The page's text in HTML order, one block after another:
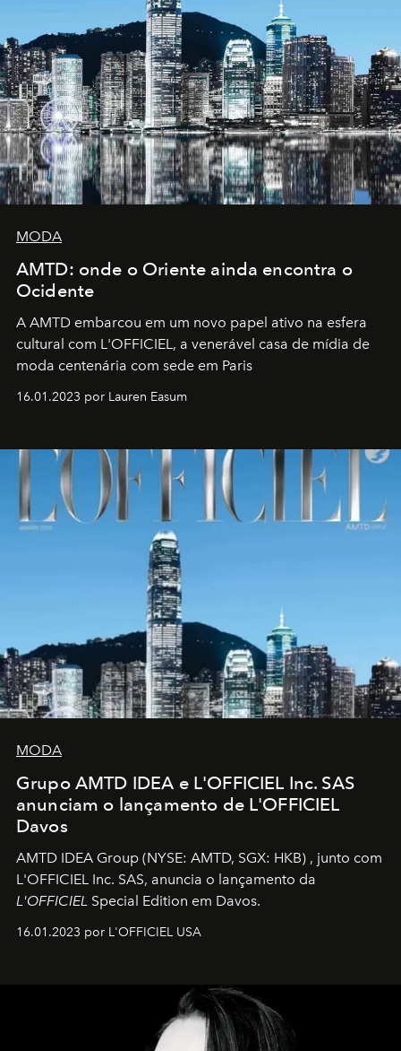
MODA
AMTD: onde o Oriente ainda encontra o
Ocidente
A AMTD embarcou em um novo papel ativo na esfera
cultural com L'OFFICIEL, a venerável casa de mídia de
moda centenária com sede em Paris
16.01.2023 por Lauren Easum
MODA
Grupo AMTD IDEA e L'OFFICIEL Inc. SAS
anunciam o lançamento de L'OFFICIEL
Davos
AMTD IDEA Group (NYSE: AMTD, SGX: HKB) , junto com
L'OFFICIEL Inc. SAS, anuncia o lançamento da
L'OFFICIEL Special Edition em Davos.
16.01.2023 por L'OFFICIEL USA